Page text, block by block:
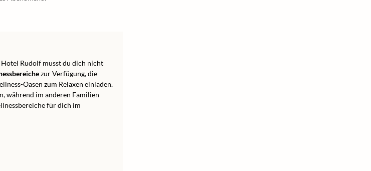
Rudolf musst du dich nicht
zur Verfügung, die
Oasen zum Relaxen einladen.
während im anderen Familien
für dich im